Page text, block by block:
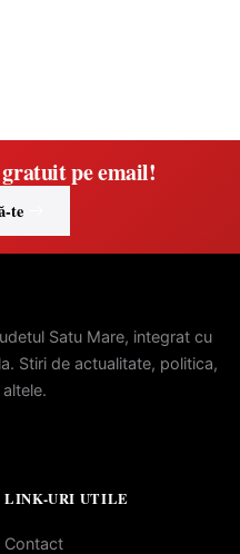
pe email!
te
Satu Mare, integrat cu
Stiri de actualitate, politica,
LINK-URI UTILE
Contact